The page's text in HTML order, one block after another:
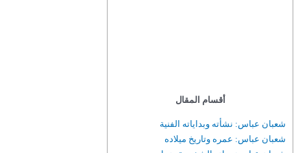
أقسام المقال
شعبان عباس: نشأته وبداياته الفنية
شعبان عباس: عمره وتاريخ ميلاده